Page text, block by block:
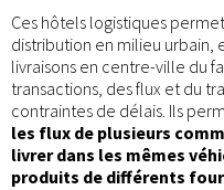
Ces hôtels logistiques
distribution en milieu urbain,
livraisons en centre-ville du
transactions, des flux et du
contraintes de délais. Ils
les flux de plusieurs
livrer dans les mêmes
produits de différents